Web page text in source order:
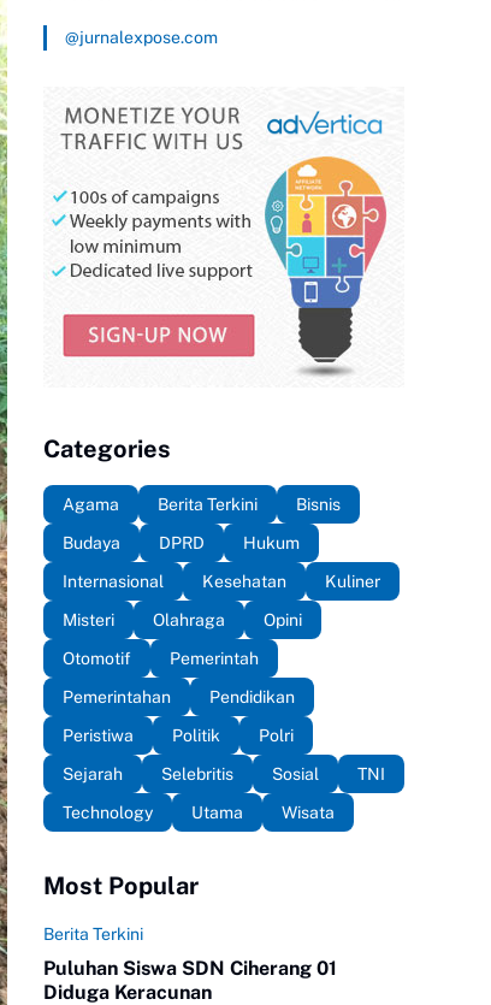
@jurnalexpose.com
Categories
Agama Berita Terkini
Bisnis
Budaya
DPRD
Hukum
Internasional
Kesehatan
Kuliner
Misteri
Olahraga
Opini
Otomotif
Pemerintah
Pemerintahan
Pendidikan
Peristiwa
Politik
Polri
Sejarah
Selebritis Sosial
TNI
Technology
Utama Wisata
Most Popular
Berita Terkini
Puluhan Siswa SDN Ciherang 01
Diduga Keracunan